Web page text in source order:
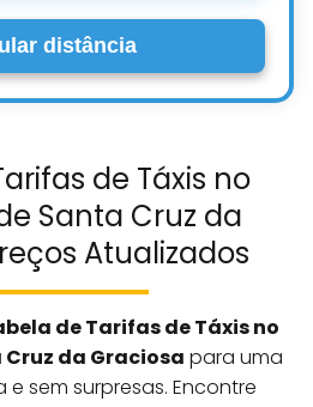
distância
de Táxis no
Santa Cruz da
Atualizados
de Tarifas de Táxis no
da Graciosa para uma
sem surpresas. Encontre